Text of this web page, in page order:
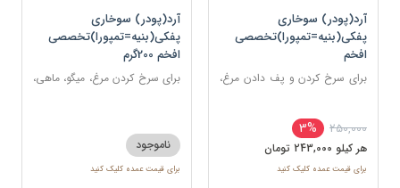
آرد(پودر) سوخاری
پفکی(بنیه=تمپورا)تخصصی
افخم
برای سرخ کردن و پف دادن مرغ،
250,000
3%
هر کيلو 243,000 تومان
برای قیمت عمده کلیک کنید
آرد(پودر) سوخاری
پفکی(بنیه=تمپورا)تخصصی
افخم 200گرم
برای سرخ کردن مرغ، میگو، ماهی،
ناموجود
برای قیمت عمده کلیک کنید